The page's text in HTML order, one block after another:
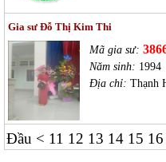
Gia sư Đỗ Thị Kim Thi
Mã gia sư:
Năm sinh: 1994
Địa chỉ: Thạnh
Đầu < 11 12 13 14 15 16